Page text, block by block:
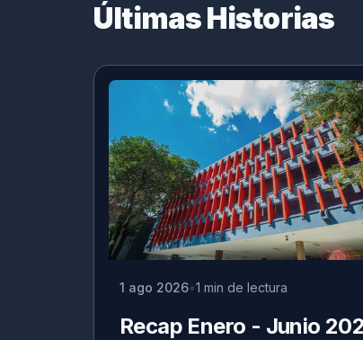
Últimas Historias
1 ago 2026 1 min de lectura
Recap Enero - Junio